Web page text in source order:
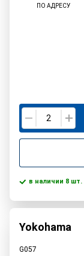
ПО АДРЕСУ
в наличии 8 шт.
Yokohama
G057